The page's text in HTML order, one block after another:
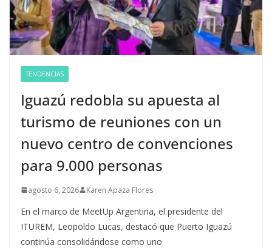
TENDENCIAS
Iguazú redobla su apuesta al
turismo de reuniones con un
nuevo centro de convenciones
para 9.000 personas
agosto 6, 2026 Karen Apaza Flores
En el marco de MeetUp Argentina, el presidente del
ITUREM, Leopoldo Lucas, destacó que Puerto Iguazú
continúa consolidándose como uno